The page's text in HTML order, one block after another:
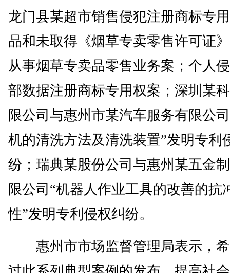
龙门县某超市销售侵犯注册商标专
品和未取得《烟草专卖零售许可证
从事烟草专卖品零售业务案；个人
部数据注册商标专用权案；深圳某
限公司与惠州市某汽车服务有限公
机的清洗方法及清洗装置”发明专利
纷；瑞典某股份公司与惠州某五金
限公司“机器人作业工具的改善的抗
性”发明专利侵权纠纷。
惠州市市场监督管理局表示，